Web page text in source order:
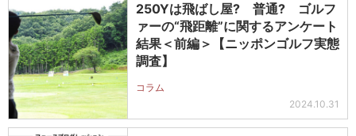
250Yは飛ばし屋? 普通? ゴルフ
ァーの“飛距離”に関するアンケート
結果＜前編＞【ニッポンゴルフ実態
調査】
コラム
2024.10.31